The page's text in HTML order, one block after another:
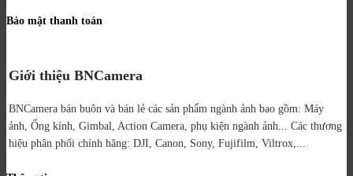
Bảo mật thanh toán
Giới thiệu BNCamera
BNCamera bán buôn và bán lẻ các sản phẩm ngành ảnh bao gồm: Máy
ảnh, Ống kính, Gimbal, Action Camera, phụ kiện ngành ảnh...
Các thương
hiệu phân phối chính hãng: DJI, Canon, Sony, Fujifilm, Viltrox,...